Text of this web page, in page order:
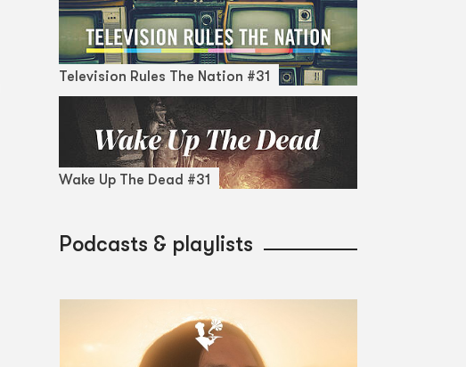
Television Rules The Nation #31
Wake Up The Dead #31
Podcasts & playlists